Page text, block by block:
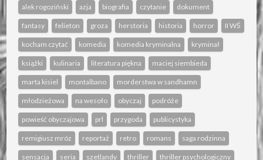
alek rogoziński azja biografia czytanie dokument
fantasy felieton groza herstoria historia horror II WŚ
kocham czytać komedia komedia kryminalna kryminał
książki kulinaria literatura piękna maciej siembieda
marta kisiel montalbano morderstwa w sandhamn
młodzieżowa na wesoło obyczaj podróże
powieść obyczajowa prl przygoda publicystyka
remigiusz mróz reportaż retro romans saga rodzinna
sensacja seria szetlandy thriller thriller psychologiczny